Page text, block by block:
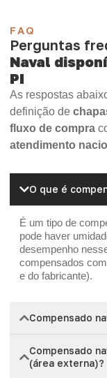
FAQ
Perguntas
Naval
PI
As respostas
definição de
fluxo de compra
atendimento
O que é
É um tipo de
pode haver
desempenho
compensados
e do fabricante).
Compensado
Compensado
(área externa)?